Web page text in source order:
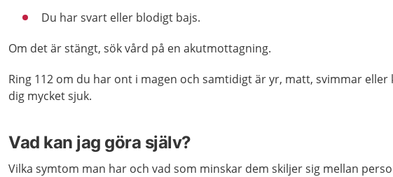
Du har svart eller blodigt bajs.
Om det är stängt, sök vård på en akutmottagning.
Ring 112 om du har ont i magen och samtidigt är yr, matt, svimmar eller
dig mycket sjuk.
Vad kan jag göra själv?
Vilka symtom man har och vad som minskar dem skiljer sig mellan